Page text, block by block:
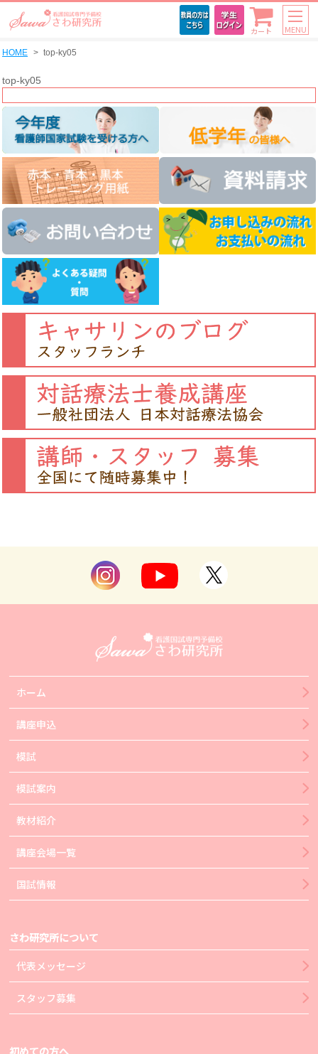
カート MENU
HOME top-ky05
top-ky05
ホーム
講座申込
模試
模試案内
教材紹介
講座会場一覧
国試情報
さわ研究所について
代表メッセージ
スタッフ募集